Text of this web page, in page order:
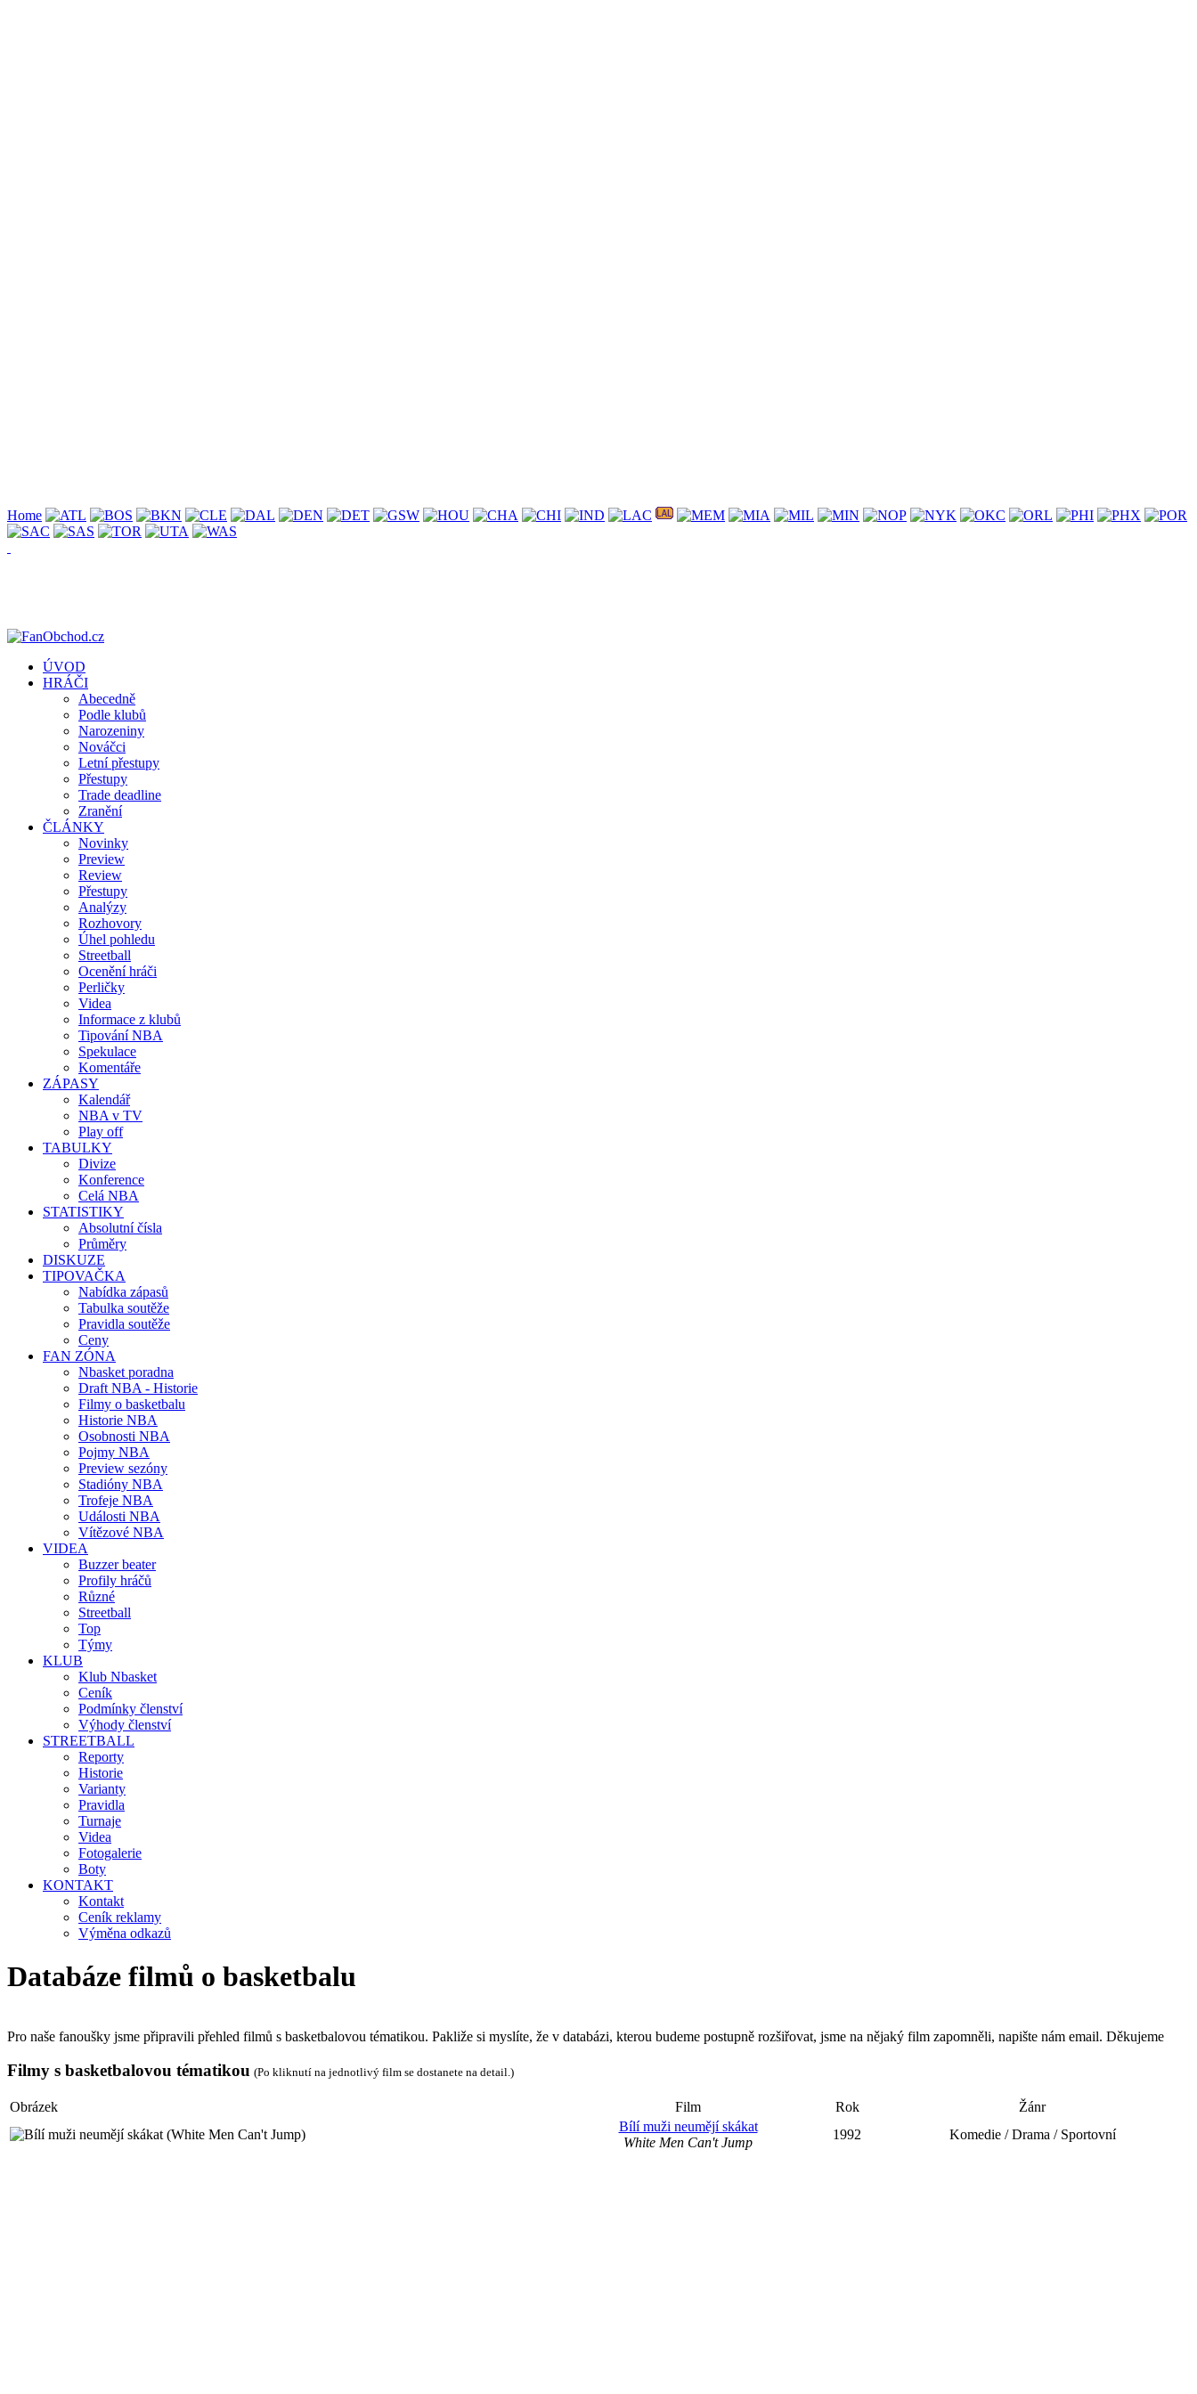
Home
ÚVOD
HRÁČI
Abecedně
Podle klubů
Narozeniny
Nováčci
Letní přestupy
Přestupy
Trade deadline
Zranění
ČLÁNKY
Novinky
Preview
Review
Přestupy
Analýzy
Rozhovory
Úhel pohledu
Streetball
Ocenění hráči
Perličky
Videa
Informace z klubů
Tipování NBA
Spekulace
Komentáře
ZÁPASY
Kalendář
NBA v TV
Play off
TABULKY
Divize
Konference
Celá NBA
STATISTIKY
Absolutní čísla
Průměry
DISKUZE
TIPOVAČKA
Nabídka zápasů
Tabulka soutěže
Pravidla soutěže
Ceny
FAN ZÓNA
Nbasket poradna
Draft NBA - Historie
Filmy o basketbalu
Historie NBA
Osobnosti NBA
Pojmy NBA
Preview sezóny
Stadióny NBA
Trofeje NBA
Události NBA
Vítězové NBA
VIDEA
Buzzer beater
Profily hráčů
Různé
Streetball
Top
Týmy
KLUB
Klub Nbasket
Ceník
Podmínky členství
Výhody členství
STREETBALL
Reporty
Historie
Varianty
Pravidla
Turnaje
Videa
Fotogalerie
Boty
KONTAKT
Kontakt
Ceník reklamy
Výměna odkazů
Databáze filmů o basketbalu
Pro naše fanoušky jsme připravili přehled filmů s basketbalovou tématikou. Pakliže si myslíte, že v databázi, kterou budeme postupně rozšiřovat, jsme na nějaký film zapomněli, napište nám email. Děkujeme
Filmy s basketbalovou tématikou (Po kliknutí na jednotlivý film se dostanete na detail.)
Obrázek Film Rok
Žánr
Bílí muži neumějí skákat
White Men Can't Jump
1992 Komedie / Drama / Sportovní